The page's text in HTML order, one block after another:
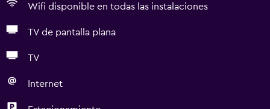
Wifi disponible en todas las instalaciones
TV de pantalla plana
TV
Internet